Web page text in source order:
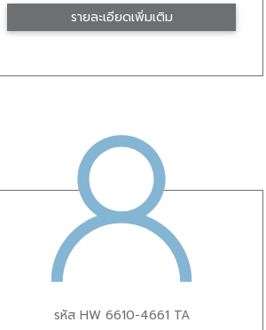
รายละเอียดเพิ่มเติม
รหัส HW 6610-4661 TA